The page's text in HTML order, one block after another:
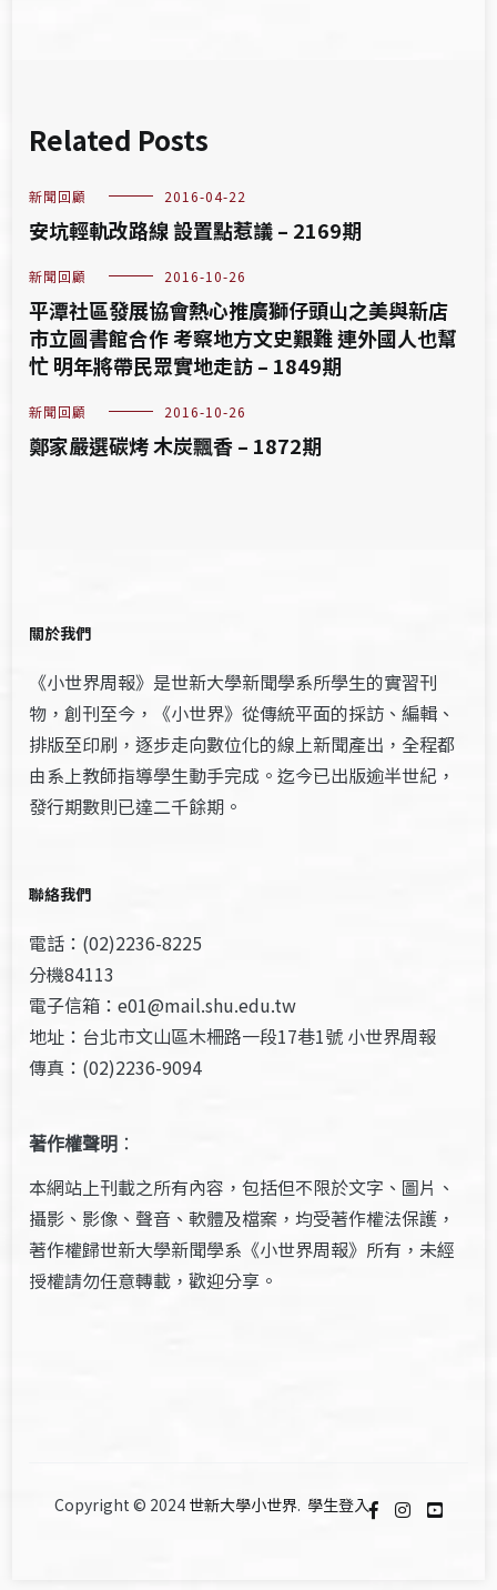
Related Posts
新聞回顧 2016-04-22
安坑輕軌改路線 設置點惹議 – 2169期
新聞回顧 2016-10-26
平潭社區發展協會熱心推廣獅仔頭山之美與新店
市立圖書館合作 考察地方文史艱難 連外國人也幫
忙 明年將帶民眾實地走訪 – 1849期
新聞回顧 2016-10-26
鄭家嚴選碳烤 木炭飄香 – 1872期
關於我們
《小世界周報》是世新大學新聞學系所學生的實習刊
物，創刊至今，《小世界》從傳統平面的採訪、編輯、
排版至印刷，逐步走向數位化的線上新聞產出，全程都
由系上教師指導學生動手完成。迄今已出版逾半世紀，
發行期數則已達二千餘期。
聯絡我們
電話：(02)2236-8225
分機84113
電子信箱：e01@mail.shu.edu.tw
地址：台北市文山區木柵路一段17巷1號 小世界周報
傳真：(02)2236-9094
著作權聲明 ：
本網站上刊載之所有內容，包括但不限於文字、圖片、
攝影、影像、聲音、軟體及檔案，均受著作權法保護，
著作權歸世新大學新聞學系《小世界周報》所有，未經
授權請勿任意轉載，歡迎分享。
Copyright © 2024 世新大學小世界. 學生登入